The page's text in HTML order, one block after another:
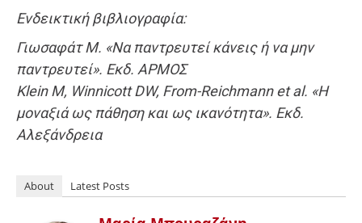
Ενδεικτική βιβλιογραφία:
Γιωσαφάτ Μ. «Να παντρευτεί κάνεις ή να μην
παντρευτεί». Εκδ. ΑΡΜΟΣ
Klein M, Winnicott DW, From-Reichmann et al. «Η
μοναξιά ως πάθηση και ως ικανότητα». Εκδ.
Αλεξάνδρεια
About Latest Posts